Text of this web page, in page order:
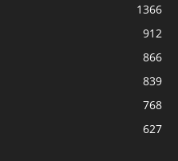
1366
912
866
839
768
627